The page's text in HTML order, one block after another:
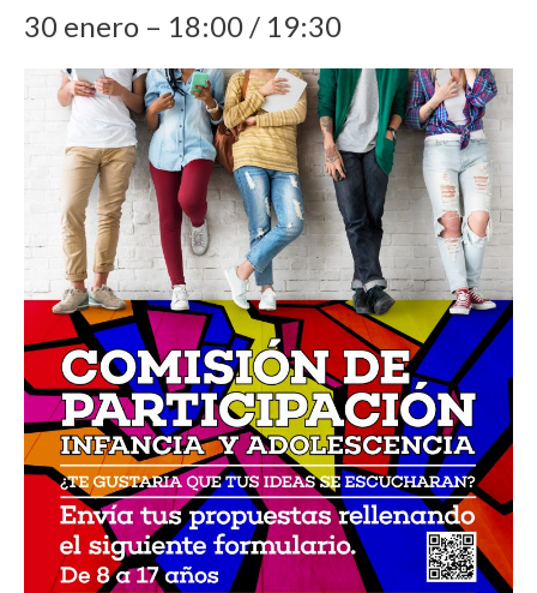
30 enero – 18:00 / 19:30